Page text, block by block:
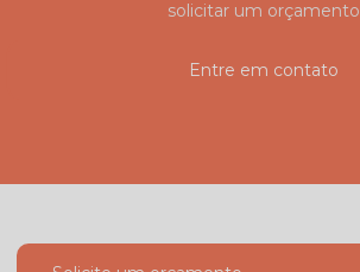
solicitar um orçamento
Entre em contato